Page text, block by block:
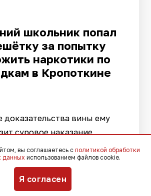
школьник попал
за попытку
наркотики по
в Кропоткине
доказательства вины ему
суровое наказание
вы соглашаетесь с политикой обработки
данных использованием файлов cookie.
Я согласен